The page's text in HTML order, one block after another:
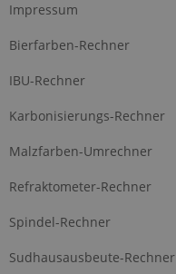
Impressum
Bierfarben-Rechner
IBU-Rechner
Karbonisierungs-Rechner
Malzfarben-Umrechner
Refraktometer-Rechner
Spindel-Rechner
Sudhausausbeute-Rechner